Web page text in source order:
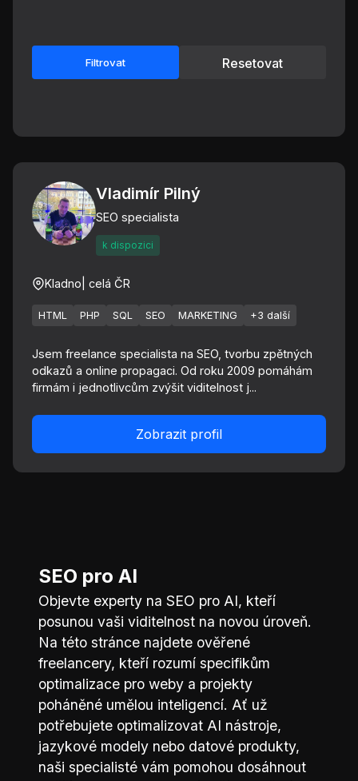
Filtrovat Resetovat
Vladimír Pilný
SEO specialista
k dispozici
Kladno | celá ČR
HTML PHP SQL SEO MARKETING +3 další
Jsem freelance specialista na SEO, tvorbu zpětných
odkazů a online propagaci. Od roku 2009 pomáhám
firmám i jednotlivcům zvýšit viditelnost j...
Zobrazit profil
SEO pro AI
Objevte experty na SEO pro AI, kteří
posunou vaši viditelnost na novou úroveň.
Na této stránce najdete ověřené
freelancery, kteří rozumí specifikům
optimalizace pro weby a projekty
poháněné umělou inteligencí. Ať už
potřebujete optimalizovat AI nástroje,
jazykové modely nebo datové produkty,
naši specialisté vám pomohou dosáhnout